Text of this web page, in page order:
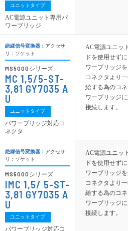
AC電源ユニッ
ドを使用せず
ワーブリッジ
コネクタより
給する為のコ
ワーブリッジ
接続します。
AC電源ユニッ
ドを使用せず
ワーブリッジ
コネクタより
給する為のコ
ワーブリッジ
接続します。
ユニットタイプ
AC電源ユニット専用パ
ワーブリッジ
絶縁信号変換器： アクセサ
リ：ソケット
MS5000 シリーズ
MC 1,5/5-ST-
3,81 GY7035 A
U
ユニットタイプ
パワーブリッジ対応コ
ネクタ
絶縁信号変換器： アクセサ
リ：ソケット
MS5000 シリーズ
IMC 1,5/ 5-ST-
3,81 GY7035 A
U
ユニットタイプ
パワーブリッジ対応コ